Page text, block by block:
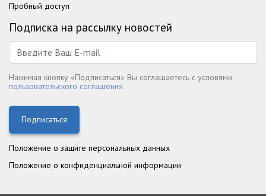
Пробный доступ
Подписка на рассылку новостей
Нажимая кнопку «Подписаться» Вы соглашаетесь с условями
пользовательского соглашения.
Подписаться
Положение о защите персональных данных
Положение о конфиденциальной информации